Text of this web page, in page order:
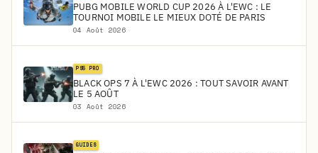
PUBG MOBILE WORLD CUP 2026 À L'EWC : LE
TOURNOI MOBILE LE MIEUX DOTÉ DE PARIS
04 Août 2026
PS5 PRO
BLACK OPS 7 À L'EWC 2026 : TOUT SAVOIR AVANT
LE 5 AOÛT
03 Août 2026
GUIDES